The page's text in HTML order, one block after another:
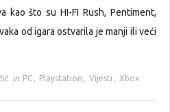
kao što su HI-FI Rush, Pentiment,
od igara ostvarila je manji ili veći
in PC , Playstation , Vijesti , Xbox